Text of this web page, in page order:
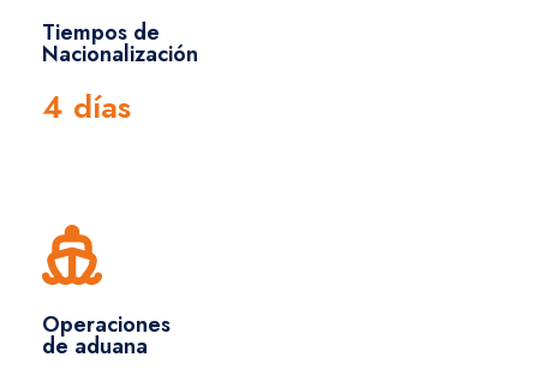
Tiempos de
Nacionalización
4 días
Operaciones
de aduana